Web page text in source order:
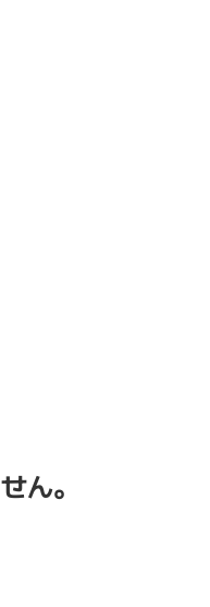
ん。